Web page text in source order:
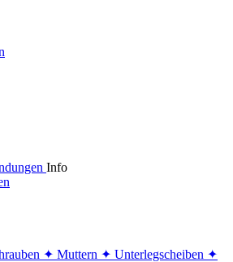
Info
✦ Muttern ✦ Unterlegscheiben ✦